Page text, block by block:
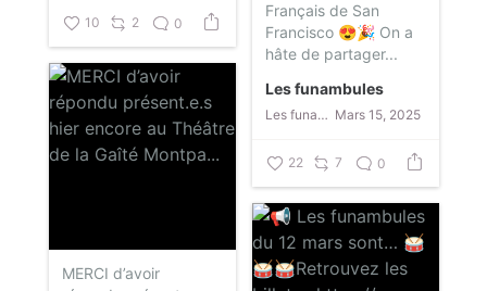
10 2 0
Français de San
Francisco 😍🎉 On a
hâte de partager...
Les funambules
Les funambules Mars 15, 2025
22 7 0
MERCI d’avoir